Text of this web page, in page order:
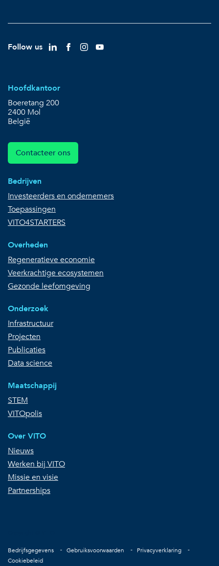
Follow us
Hoofdkantoor
Boeretang 200
2400 Mol
België
Contacteer ons
Bedrijven
Investeerders en ondernemers
Toepassingen
VITO4STARTERS
Overheden
Regeneratieve economie
Veerkrachtige ecosystemen
Gezonde leefomgeving
Onderzoek
Infrastructuur
Projecten
Publicaties
Data science
Maatschappij
STEM
VITOpolis
Over VITO
Nieuws
Werken bij VITO
Missie en visie
Partnerships
Voet
Bedrijfsgegevens Gebruiksvoorwaarden
Privacyverklaring
Cookiebeleid